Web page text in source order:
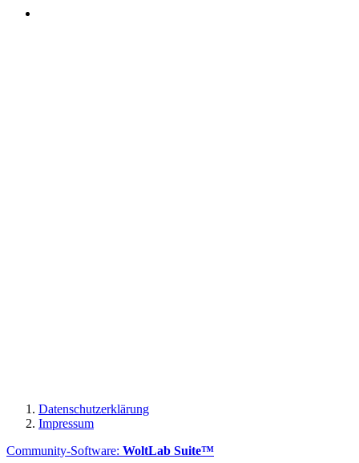
Datenschutzerklärung
Impressum
Community-Software: WoltLab Suite™